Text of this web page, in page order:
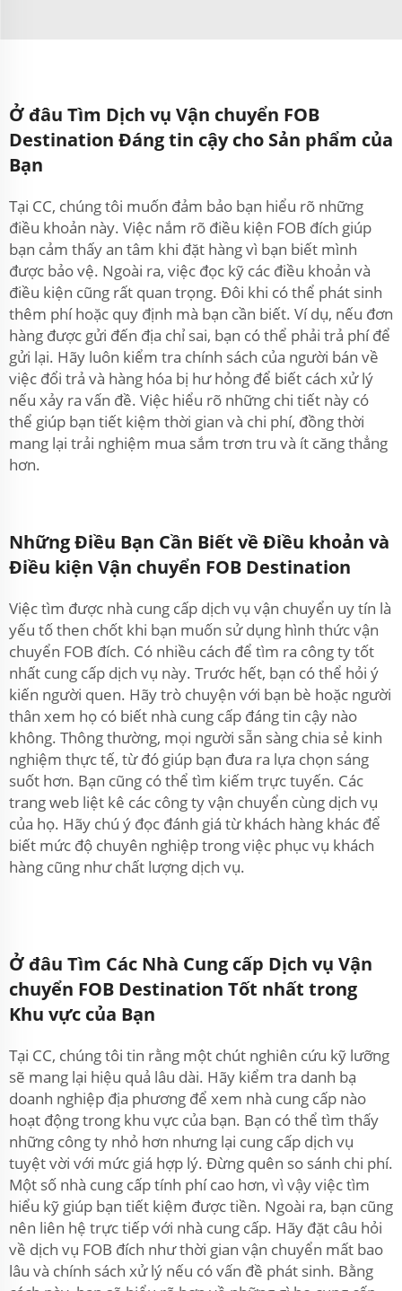
Ở đâu Tìm Dịch vụ Vận chuyển FOB
Destination Đáng tin cậy cho Sản phẩm của
Bạn
Tại CC, chúng tôi muốn đảm bảo bạn hiểu rõ những
điều khoản này. Việc nắm rõ điều kiện FOB đích giúp
bạn cảm thấy an tâm khi đặt hàng vì bạn biết mình
được bảo vệ. Ngoài ra, việc đọc kỹ các điều khoản và
điều kiện cũng rất quan trọng. Đôi khi có thể phát sinh
thêm phí hoặc quy định mà bạn cần biết. Ví dụ, nếu đơn
hàng được gửi đến địa chỉ sai, bạn có thể phải trả phí để
gửi lại. Hãy luôn kiểm tra chính sách của người bán về
việc đổi trả và hàng hóa bị hư hỏng để biết cách xử lý
nếu xảy ra vấn đề. Việc hiểu rõ những chi tiết này có
thể giúp bạn tiết kiệm thời gian và chi phí, đồng thời
mang lại trải nghiệm mua sắm trơn tru và ít căng thẳng
hơn.
Những Điều Bạn Cần Biết về Điều khoản và
Điều kiện Vận chuyển FOB Destination
Việc tìm được nhà cung cấp dịch vụ vận chuyển uy tín là
yếu tố then chốt khi bạn muốn sử dụng hình thức vận
chuyển FOB đích. Có nhiều cách để tìm ra công ty tốt
nhất cung cấp dịch vụ này. Trước hết, bạn có thể hỏi ý
kiến người quen. Hãy trò chuyện với bạn bè hoặc người
thân xem họ có biết nhà cung cấp đáng tin cậy nào
không. Thông thường, mọi người sẵn sàng chia sẻ kinh
nghiệm thực tế, từ đó giúp bạn đưa ra lựa chọn sáng
suốt hơn. Bạn cũng có thể tìm kiếm trực tuyến. Các
trang web liệt kê các công ty vận chuyển cùng dịch vụ
của họ. Hãy chú ý đọc đánh giá từ khách hàng khác để
biết mức độ chuyên nghiệp trong việc phục vụ khách
hàng cũng như chất lượng dịch vụ.
Ở đâu Tìm Các Nhà Cung cấp Dịch vụ Vận
chuyển FOB Destination Tốt nhất trong
Khu vực của Bạn
Tại CC, chúng tôi tin rằng một chút nghiên cứu kỹ lưỡng
sẽ mang lại hiệu quả lâu dài. Hãy kiểm tra danh bạ
doanh nghiệp địa phương để xem nhà cung cấp nào
hoạt động trong khu vực của bạn. Bạn có thể tìm thấy
những công ty nhỏ hơn nhưng lại cung cấp dịch vụ
tuyệt vời với mức giá hợp lý. Đừng quên so sánh chi phí.
Một số nhà cung cấp tính phí cao hơn, vì vậy việc tìm
hiểu kỹ giúp bạn tiết kiệm được tiền. Ngoài ra, bạn cũng
nên liên hệ trực tiếp với nhà cung cấp. Hãy đặt câu hỏi
về dịch vụ FOB đích như thời gian vận chuyển mất bao
lâu và chính sách xử lý nếu có vấn đề phát sinh. Bằng